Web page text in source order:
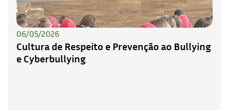
06/05/2026
Cultura de Respeito e Prevenção ao Bullying
e Cyberbullying